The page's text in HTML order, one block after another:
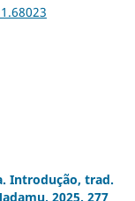
Introdução, trad.
2025. 277